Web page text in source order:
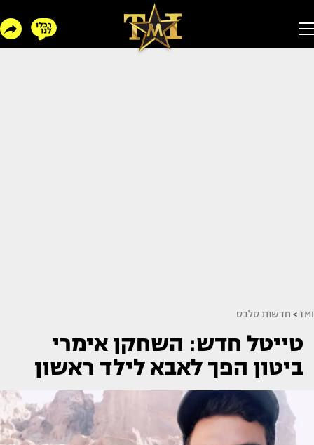
TMI
> חדשות סלבס
טייטל חדש: השחקן אימרי
ביטון הפך לאבא לילד ראשון